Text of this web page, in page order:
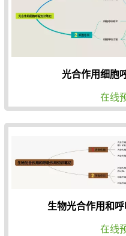
光合作用细胞
在线
生物光合作用和
在线